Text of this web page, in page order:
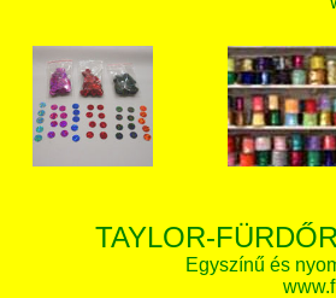
TAYLOR-
Egyszínű és